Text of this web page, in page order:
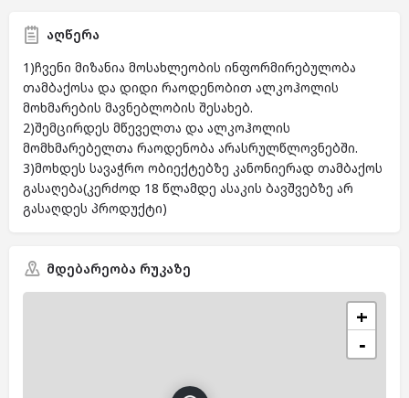
აღწერა
1)ჩვენი მიზანია მოსახლეობის ინფორმირებულობა
თამბაქოსა და დიდი რაოდენობით ალკოჰოლის
მოხმარების მავნებლობის შესახებ.
2)შემცირდეს მწეველთა და ალკოჰოლის
მომხმარებელთა რაოდენობა არასრულწლოვნებში.
3)მოხდეს სავაჭრო ობიექტებზე კანონიერად თამბაქოს
გასაღება(კერძოდ 18 წლამდე ასაკის ბავშვებზე არ
გასაღდეს პროდუქტი)
მდებარეობა რუკაზე
+
−